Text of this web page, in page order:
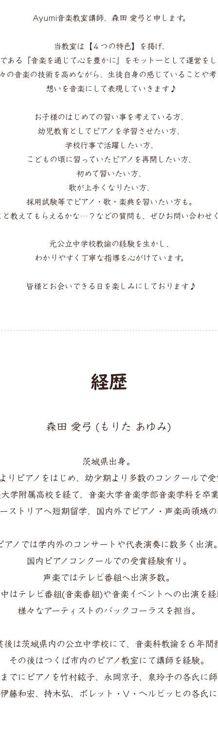
Ayumi音楽教室講師、森田 愛弓と申します。
当教室は【４つの特色】を掲げ、
ある『音楽を通じて心を豊かに』をモットーとして運営をし
の音楽の技術を高めながら、生徒自身の感じていることや考
想いを音楽にして表現していきます♪
お子様のはじめての習い事を考えている方、
幼児教育としてピアノを学習させたい方、
学校行事で活躍したい方、
こどもの頃に習っていたピアノを再開したい方、
初めて習いたい方、
歌が上手くなりたい方、
採用試験等でピアノ・歌・楽典を習いたい方も。
と教えてもらえるかな…？などの質問も、ぜひお問い合わせ
元公立中学校教諭の経験を生かし、
わかりやすく丁寧な指導を心がけています。
皆様とお会いできる日を楽しみにしております♪
経歴
森田 愛弓 (もりた あゆみ)
茨城県出身。
りピアノをはじめ、幼少期より多数のコンクールで受
学附属高校を経て、音楽大学音楽学部音楽学科を卒
ストリアへ短期留学、国内外でピアノ・声楽両領域の
アノでは学内外のコンサートや代表演奏に数多く出演。
国内ピアノコンクールでの受賞経験有り。
声楽ではテレビ番組へ出演多数。
はテレビ番組(音楽番組)や音楽イベントへの出演を経
様々なアーティストのバックコーラスを担当。
後は茨城県内の公立中学校にて、音楽科教諭を６年間
その後はつくば市内のピアノ教室にて講師を経験。
でにピアノを竹村紘子、永岡京子、泉玲子の各氏に師
藤和宏、持木弘、ポレット・V・ヘルビッヒの各氏に